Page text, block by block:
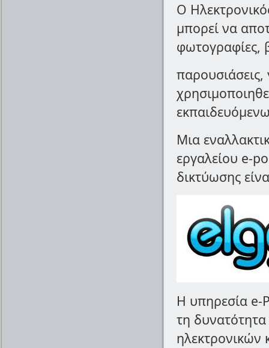
Ο
μπορεί να
φωτογραφίες,
Μια
εργαλείου e-
δικτύωσης
Η υπηρεσία e-
τη
ηλεκτρονικών